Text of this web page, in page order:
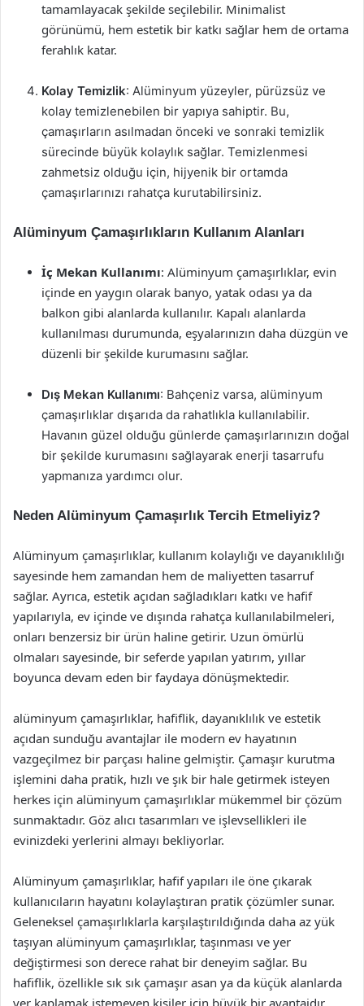
tamamlayacak şekilde seçilebilir. Minimalist
görünümü, hem estetik bir katkı sağlar hem de ortama
ferahlık katar.
Kolay Temizlik: Alüminyum yüzeyler, pürüzsüz ve
kolay temizlenebilen bir yapıya sahiptir. Bu,
çamaşırların asılmadan önceki ve sonraki temizlik
sürecinde büyük kolaylık sağlar. Temizlenmesi
zahmetsiz olduğu için, hijyenik bir ortamda
çamaşırlarınızı rahatça kurutabilirsiniz.
Alüminyum Çamaşırlıkların Kullanım Alanları
İç Mekan Kullanımı: Alüminyum çamaşırlıklar, evin
içinde en yaygın olarak banyo, yatak odası ya da
balkon gibi alanlarda kullanılır. Kapalı alanlarda
kullanılması durumunda, eşyalarınızın daha düzgün ve
düzenli bir şekilde kurumasını sağlar.
Dış Mekan Kullanımı: Bahçeniz varsa, alüminyum
çamaşırlıklar dışarıda da rahatlıkla kullanılabilir.
Havanın güzel olduğu günlerde çamaşırlarınızın doğal
bir şekilde kurumasını sağlayarak enerji tasarrufu
yapmanıza yardımcı olur.
Neden Alüminyum Çamaşırlık Tercih Etmeliyiz?
Alüminyum çamaşırlıklar, kullanım kolaylığı ve dayanıklılığı
sayesinde hem zamandan hem de maliyetten tasarruf
sağlar. Ayrıca, estetik açıdan sağladıkları katkı ve hafif
yapılarıyla, ev içinde ve dışında rahatça kullanılabilmeleri,
onları benzersiz bir ürün haline getirir. Uzun ömürlü
olmaları sayesinde, bir seferde yapılan yatırım, yıllar
boyunca devam eden bir faydaya dönüşmektedir.
alüminyum çamaşırlıklar, hafiflik, dayanıklılık ve estetik
açıdan sunduğu avantajlar ile modern ev hayatının
vazgeçilmez bir parçası haline gelmiştir. Çamaşır kurutma
işlemini daha pratik, hızlı ve şık bir hale getirmek isteyen
herkes için alüminyum çamaşırlıklar mükemmel bir çözüm
sunmaktadır. Göz alıcı tasarımları ve işlevsellikleri ile
evinizdeki yerlerini almayı bekliyorlar.
Alüminyum çamaşırlıklar, hafif yapıları ile öne çıkarak
kullanıcıların hayatını kolaylaştıran pratik çözümler sunar.
Geleneksel çamaşırlıklarla karşılaştırıldığında daha az yük
taşıyan alüminyum çamaşırlıklar, taşınması ve yer
değiştirmesi son derece rahat bir deneyim sağlar. Bu
hafiflik, özellikle sık sık çamaşır asan ya da küçük alanlarda
yer kaplamak istemeyen kişiler için büyük bir avantajdır.